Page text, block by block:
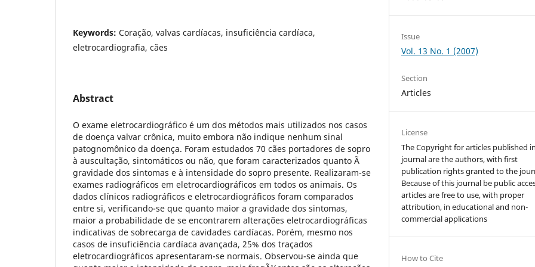
Keywords: Coração, valvas cardíacas, insuficiência cardíaca,
eletrocardiografia, cães
Abstract
O exame eletrocardiográfico é um dos métodos mais utilizados nos casos
de doença valvar crônica, muito embora não indique nenhum sinal
patognomônico da doença. Foram estudados 70 cães portadores de sopro
à auscultação, sintomáticos ou não, que foram caracterizados quanto Ã
gravidade dos sintomas e à intensidade do sopro presente. Realizaram-se
exames radiográficos em eletrocardiográficos em todos os animais. Os
dados clínicos radiográficos e eletrocardiográficos foram comparados
entre si, verificando-se que quanto maior a gravidade dos sintomas,
maior a probabilidade de se encontrarem alterações eletrocardiográficas
indicativas de sobrecarga de cavidades cardíacas. Porém, mesmo nos
casos de insuficiência cardíaca avançada, 25% dos traçados
eletrocardiográficos apresentaram-se normais. Observou-se ainda que
Issue
Vol. 13 No. 1 (2007)
Section
Articles
License
The Copyright for articles published
journal are the authors, with first
publication rights granted to the
Because of this journal be public
articles are free to use, with proper
attribution, in educational and non-
commercial applications
How to Cite